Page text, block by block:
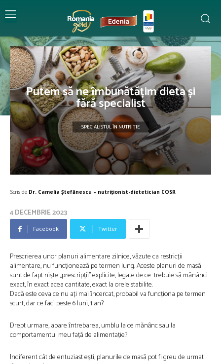
Putem să ne ȋmbunătățim dieta și
fără specialist
SPECIALISTUL ÎN NUTRIȚIE
Scris de Dr. Camelia Ștefănescu – nutriţionist-dietetician COSR
4 DECEMBRIE 2023
Facebook Twitter
Prescrierea unor planuri alimentare zilnice, văzute ca restricții
alimentare, nu funcționează pe termen lung. Aceste planuri de masă
sunt de fapt niște ,,prescripții’’ explicite, legate de ce trebuie să mănânci
exact, în exact acea cantitate, exact la orele stabilite.
Dacă este ceva ce nu ați mai ȋncercat, probabil va funcționa pe termen
scurt, dar ce faci peste 6 luni, 1 an?
Drept urmare, apare ȋntrebarea, umblu la ce mănȃnc sau la
comportamentul meu față de alimentație?
Indiferent cât de entuziast ești, planurile de masă pot fi greu de urmat